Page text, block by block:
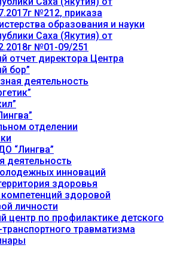
№212, приказа
образования и науки
Саха (Якутия) от
№01-09/251
отчет директора Центра
бор”
деятельность
отделении
“Лингва”
деятельность
инноваций
здоровья
компетенций здоровой
личности
центр по профилактике детского
травматизма